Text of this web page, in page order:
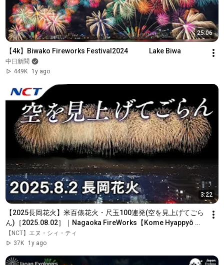
25:06
【4k】Biwako Fireworks Festival2024　　　Lake Biwa
中日新聞
449K
1y ago
3:22
【2025長岡花火】米百俵花火・尺玉100連発(空を見上げてごら
ん)［2025.08.02］｜Nagaoka FireWorks【Kome Hyappyô
FireWorks】
【NCT】エヌ・シィ・ティ
37K
1y ago